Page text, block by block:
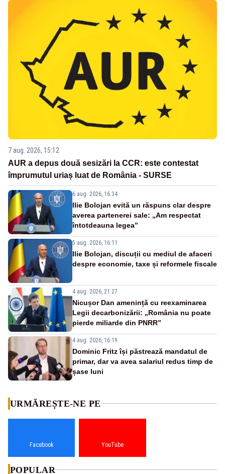
7 aug. 2026, 15:12
AUR a depus două sesizări la CCR: este contestat
împrumutul uriaș luat de România - SURSE
6 aug. 2026, 16:34
Ilie Bolojan evită un răspuns clar despre
averea partenerei sale: „Am respectat
întotdeauna legea”
5 aug. 2026, 16:11
Ilie Bolojan, discuții cu mediul de afaceri
despre economie, taxe și reformele fiscale
4 aug. 2026, 21:27
Nicușor Dan amenință cu reexaminarea
Legii decarbonizării: „România nu poate
pierde miliarde din PNRR”
4 aug. 2026, 16:19
Dominic Fritz își păstrează mandatul de
primar, dar va avea salariul redus timp de
șase luni
URMĂREȘTE-NE PE
Facebook YouTube
POPULAR